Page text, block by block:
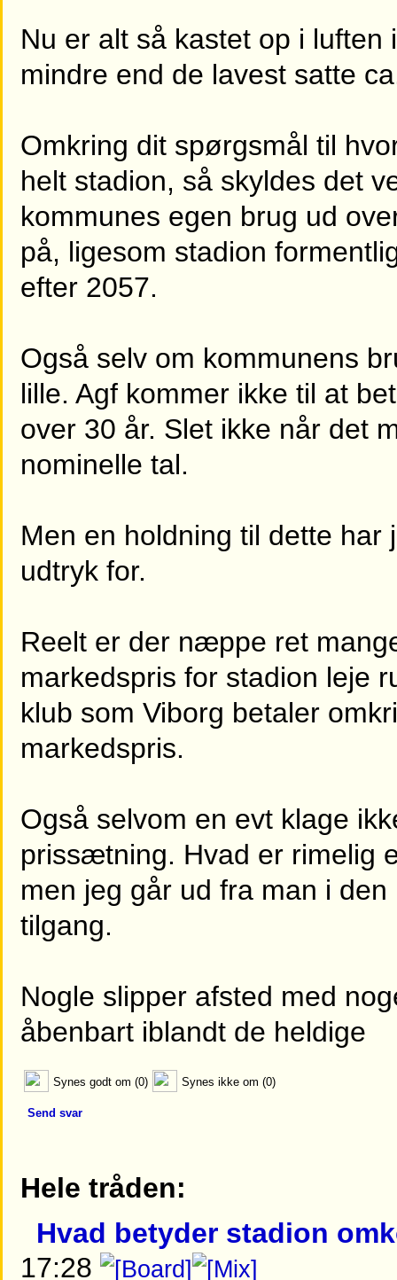
Nu er alt så kastet op i
mindre end de lavest satte
Omkring dit spørgsmål til
helt stadion, så skyldes det
kommunes egen brug ud
på, ligesom stadion
efter 2057.
Også selv om kommunens
lille. Agf kommer ikke til at
over 30 år. Slet ikke når det
nominelle tal.
Men en holdning til dette har
udtryk for.
Reelt er der næppe ret
markedspris for stadion leje
klub som Viborg betaler
markedspris.
Også selvom en evt klage
prissætning. Hvad er rimelig
men jeg går ud fra man i
tilgang.
Nogle slipper afsted med
åbenbart iblandt de heldige
Synes godt om (0) Synes ikke om (0)
Send svar
Hele tråden:
Hvad betyder stadion
17:28